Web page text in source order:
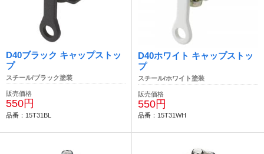
D40ブラック キャップストッ
プ
スチール/ブラック塗装
販売価格
550円
品番：15T31BL
D40ホワイト キャップストッ
プ
スチール/ホワイト塗装
販売価格
550円
品番：15T31WH